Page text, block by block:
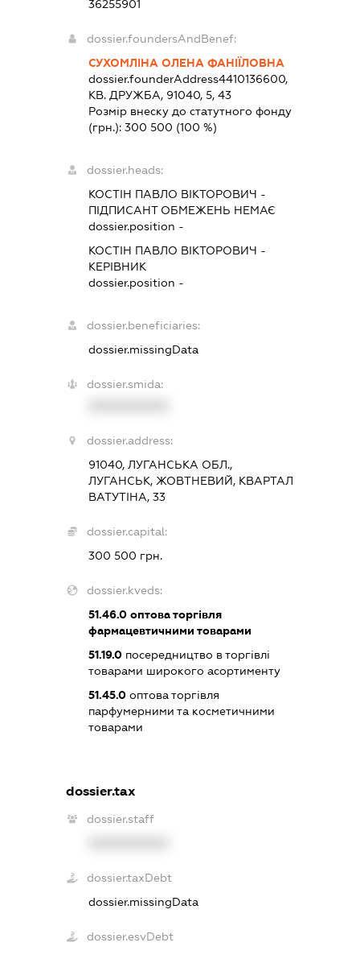
36255901
dossier.foundersAndBenef:
СУХОМЛІНА ОЛЕНА ФАНІЇЛОВНА
dossier.founderAddress4410136600,
КВ. ДРУЖБА, 91040, 5, 43
Розмір внеску до статутного фонду
(грн.): 300 500 (100 %)
dossier.heads:
КОСТІН ПАВЛО ВІКТОРОВИЧ -
ПІДПИСАНТОБМЕЖЕНЬ НЕМАЄ
dossier.position -
КОСТІН ПАВЛО ВІКТОРОВИЧ -
КЕРІВНИК
dossier.position -
dossier.beneficiaries:
dossier.missingData
dossier.smida:
dossier.address:
91040, ЛУГАНСЬКА ОБЛ.,
ЛУГАНСЬК, ЖОВТНЕВИЙ, КВАРТАЛ
ВАТУТІНА, 33
dossier.capital:
300 500 грн.
dossier.kveds:
51.46.0оптова торгівля
фармацевтичними товарами
51.19.0посередництво в торгівлі
товарами широкого асортименту
51.45.0оптова торгівля
парфумерними та косметичними
товарами
dossier.tax
dossier.staff
dossier.taxDebt
dossier.missingData
dossier.esvDebt